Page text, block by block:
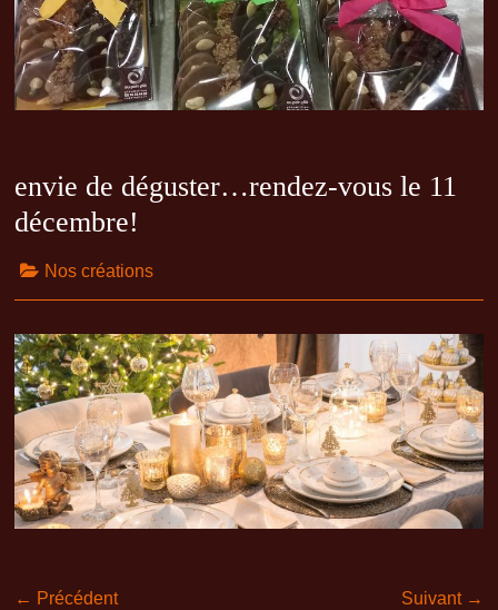
envie de déguster…rendez-vous le 11
décembre!
Nos créations
← Précédent Suivant →